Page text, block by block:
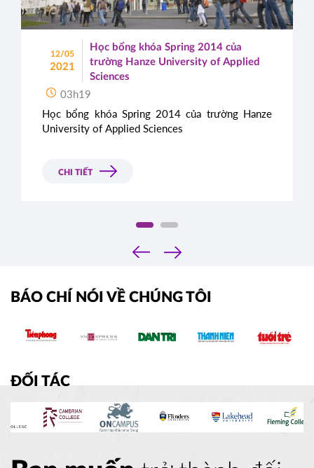
12/05
2021
Học bổng khóa Spring 2014 của
trường Hanze University of Applied
Sciences
03h19
Học bổng khóa Spring 2014 của trường Hanze
University of Applied Sciences
CHI TIẾT
‹
›
BÁO CHÍ NÓI VỀ CHÚNG TÔI
ĐỐI TÁC